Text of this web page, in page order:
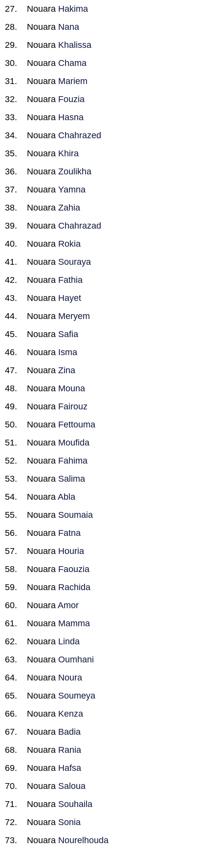
Nouara Hakima
Nouara Nana
Nouara Khalissa
Nouara Chama
Nouara Mariem
Nouara Fouzia
Nouara Hasna
Nouara Chahrazed
Nouara Khira
Nouara Zoulikha
Nouara Yamna
Nouara Zahia
Nouara Chahrazad
Nouara Rokia
Nouara Souraya
Nouara Fathia
Nouara Hayet
Nouara Meryem
Nouara Safia
Nouara Isma
Nouara Zina
Nouara Mouna
Nouara Fairouz
Nouara Fettouma
Nouara Moufida
Nouara Fahima
Nouara Salima
Nouara Abla
Nouara Soumaia
Nouara Fatna
Nouara Houria
Nouara Faouzia
Nouara Rachida
Nouara Amor
Nouara Mamma
Nouara Linda
Nouara Oumhani
Nouara Noura
Nouara Soumeya
Nouara Kenza
Nouara Badia
Nouara Rania
Nouara Hafsa
Nouara Saloua
Nouara Souhaila
Nouara Sonia
Nouara Nourelhouda